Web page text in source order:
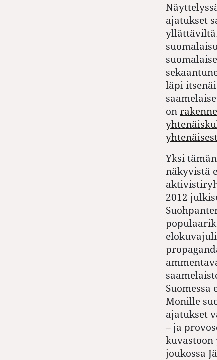
ajatukset
läpi
on
Yksi
näkyvistä
2012
Monille
ajatukset
– ja
kuvastoon
joukossa